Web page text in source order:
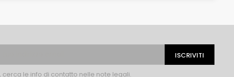
le info di contatto nelle note legali.